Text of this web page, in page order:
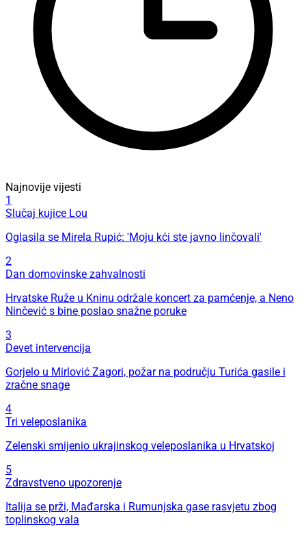
Najnovije vijesti
1
Slučaj kujice Lou
Oglasila se Mirela Rupić: 'Moju kći ste javno linčovali'
2
Dan domovinske zahvalnosti
Hrvatske Ruže u Kninu održale koncert za pamćenje, a Neno
Ninčević s bine poslao snažne poruke
3
Devet intervencija
Gorjelo u Mirlović Zagori, požar na području Turića gasile i
zračne snage
4
Tri veleposlanika
Zelenski smijenio ukrajinskog veleposlanika u Hrvatskoj
5
Zdravstveno upozorenje
Italija se prži, Mađarska i Rumunjska gase rasvjetu zbog
toplinskog vala